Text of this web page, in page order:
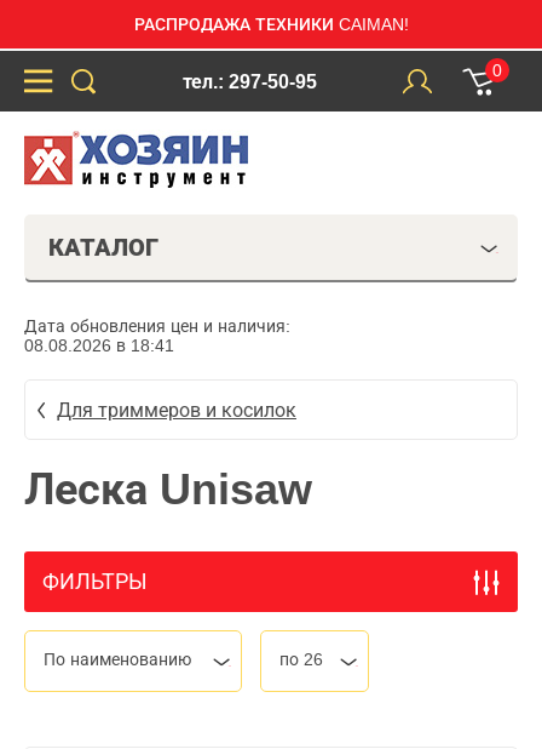
РАСПРОДАЖА ТЕХНИКИ CAIMAN!
тел.: 297-50-95
0
КАТАЛОГ
Дата обновления цен и наличия:
08.08.2026 в 18:41
Для триммеров и косилок
Леска Unisaw
ФИЛЬТРЫ
По наименованию по 26